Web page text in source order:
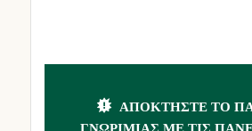
ΑΠΟΚΤΉΣΤΕ ΤΟ